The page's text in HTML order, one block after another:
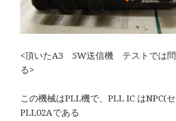
<頂いたA3 5W送信機 テストでは問
る>
この機械はPLL機で、PLL IC はNPC(
PLL02Aである